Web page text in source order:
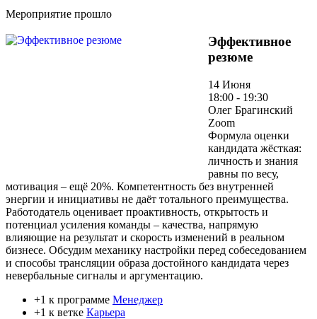
Мероприятие прошло
Эффективное
резюме
14 Июня
18:00 - 19:30
Олег Брагинский
Zoom
Формула оценки
кандидата жёсткая:
личность и знания
равны по весу,
мотивация – ещё 20%. Компетентность без внутренней
энергии и инициативы не даёт тотального преимущества.
Работодатель оценивает проактивность, открытость и
потенциал усиления команды – качества, напрямую
влияющие на результат и скорость изменений в реальном
бизнесе. Обсудим механику настройки перед собеседованием
и способы трансляции образа достойного кандидата через
невербальные сигналы и аргументацию.
+1 к программе Менеджер
+1 к ветке Карьера